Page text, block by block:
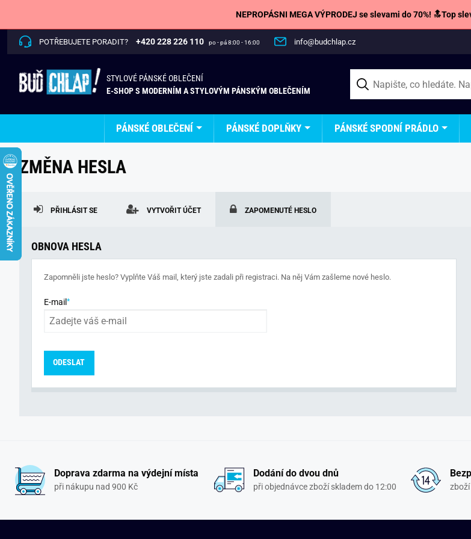
NEPROPÁSNI MEGA VÝPRODEJ se slevami do 70%! 🔝Top
POTŘEBUJETE PORADIT? +420 228 226 110 po - pá 8:00 - 16:00 info@budchlap.cz
STYLOVÉ PÁNSKÉ OBLEČENÍ
E-SHOP S MODERNÍM A STYLOVÝM PÁNSKÝM OBLEČENÍM
PÁNSKÉ OBLEČENÍ PÁNSKÉ DOPLŇKY PÁNSKÉ SPODNÍ PRÁDLO
ZMĚNA HESLA
PŘIHLÁSIT SE VYTVOŘIT ÚČET ZAPOMENUTÉ HESLO
OBNOVA HESLA
Zapomněli jste heslo? Vyplňte Váš mail, který jste zadali při registraci. Na něj Vám zašleme nové heslo.
E-mail
ODESLAT
Doprava zdarma na výdejní místa
při nákupu nad 900 Kč
Dodání do dvou dnů
při objednávce zboží skladem do 12:00